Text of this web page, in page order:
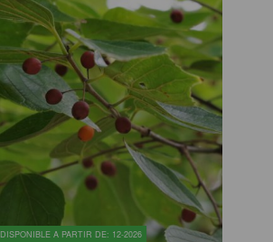
DISPONIBLE A PARTIR DE: 12-2026